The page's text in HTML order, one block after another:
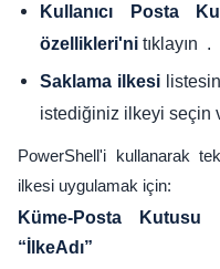
Kullanıcı Posta
özellikleri'ni tıklayın .
Saklama ilkesi
istediğiniz ilkeyi seçin
PowerShell'i kullanarak
ilkesi uygulamak için:
Küme-Posta Kutusu
“İlkeAdı”